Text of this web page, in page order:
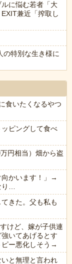
ルに悩む若者「大
兼近「搾取し
の特別な生き様に
食いたくなるやつ
ピングして食べ
円相当）畑から盗
向かいます！」→
り…
きた。父も私も
けど、嫁が子供連
いてあげるとす
ピー悪化しそう→
と無理と言われ